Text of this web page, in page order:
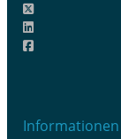
Informationen